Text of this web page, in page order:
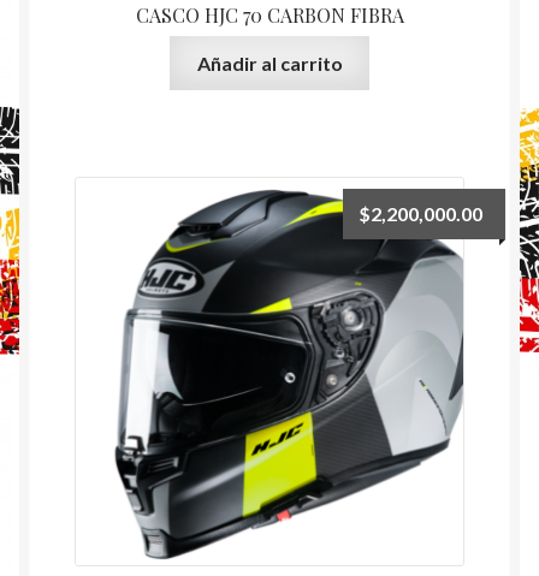
CASCO HJC 70 CARBON FIBRA
Añadir al carrito
$2,200,000.00